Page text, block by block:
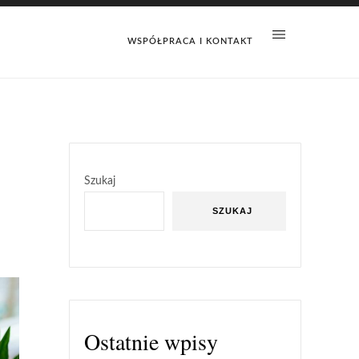
WSPÓŁPRACA I KONTAKT
Szukaj
SZUKAJ
Ostatnie wpisy